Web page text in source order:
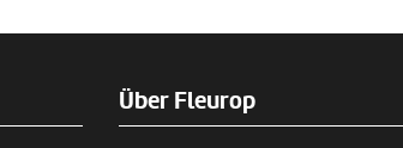
Über Fleurop